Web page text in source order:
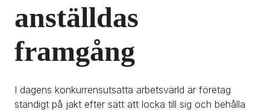
anställdas
framgång
I dagens konkurrensutsatta arbetsvärld är företag
ständigt på jakt efter sätt att locka till sig och behålla